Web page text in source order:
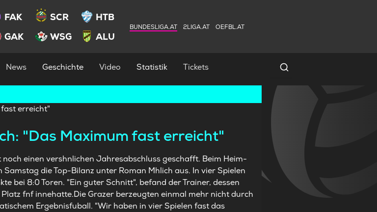
FAK SCR
HTB
GAK WSG ALU
BUNDESLIGA.AT 2LIGA.AT OEFBL.AT
News Geschichte Video Statistik Tickets Spielersuche
"Das Maximum fast erreicht"
einen vershnlichen Jahresabschluss geschafft. Beim Heim-
die Top-Bilanz unter Roman Mhlich aus. In vier Spielen
bei 8:0 Toren. "Ein guter Schnitt", befand der Trainer, dessen
fnf innehatte.Die Grazer berzeugten einmal mehr nicht durch
Ergebnisfuball. "Wir haben in vier Spielen fast das